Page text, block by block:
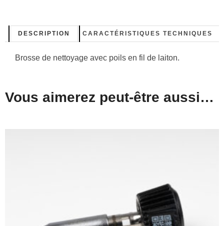
DESCRIPTION CARACTÉRISTIQUES TECHNIQUES
Brosse de nettoyage avec poils en fil de laiton.
Vous aimerez peut-être aussi…